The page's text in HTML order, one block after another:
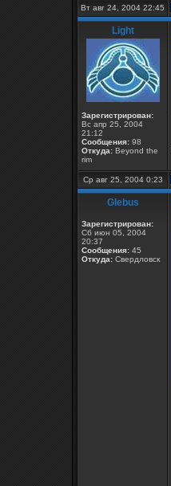
Вт авг 24, 2004 22:45
Light
Зарегистрирован:
Вс апр 25, 2004
21:12
Сообщения: 98
Откуда: Beyond the
rim
Ср авг 25, 2004 0:23
Glebus
Зарегистрирован:
Сб июн 05, 2004
20:37
Сообщения: 45
Откуда: Свердловск